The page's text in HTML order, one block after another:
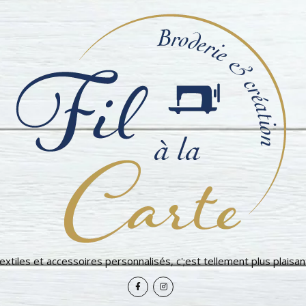
et accessoires personnalisés, c';est tellement plus